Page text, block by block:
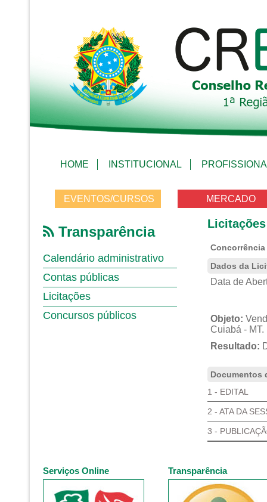
HOME INSTITUCIONAL
EVENTOS/CURSOS MERCADO
Transparência
Calendário administrativo
Contas públicas
Licitações
Concursos públicos
Concorrência
Dados da
Data de
Objeto:
Cuiabá - MT.
Resultado:
Documentos
1 - EDITAL
2 - ATA DA
3 -
Serviços Online Transparência